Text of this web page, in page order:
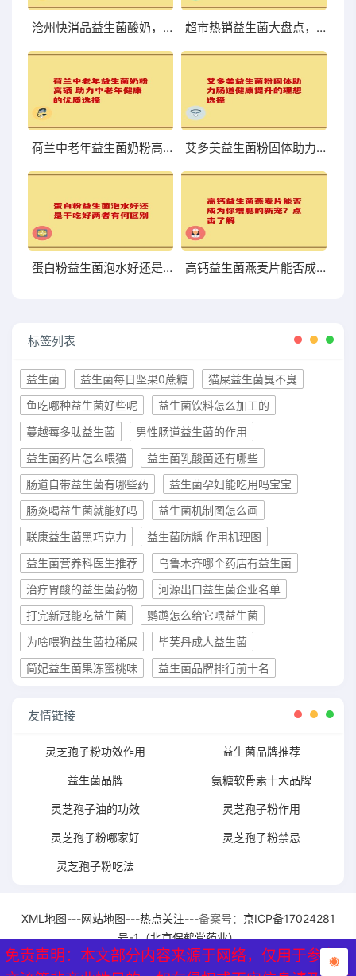
沧州快消品益生菌酸奶，口感与营养到底够不够尝鲜？ 超市热销益生菌大盘点，哪些值得你关注和尝试？
荷兰中老年益生菌奶粉高硒 助力中老年健康的优质选择 艾多美益生菌粉固体助力肠道健康提升的理想选择
蛋白粉益生菌泡水好还是干吃好两者有何区别 高钙益生菌燕麦片能否成为你增肥的新宠？点击了解
免责声明：本文部分内容来源于网络，仅用于参考、
标签列表
益生菌 益生菌每日坚果0蔗糖
猫屎益生菌臭不臭
鱼吃哪种益生菌好些呢
益生菌饮料怎么加工的
蔓越莓多肽益生菌
男性肠道益生菌的作用
益生菌药片怎么喂猫
益生菌乳酸菌还有哪些
肠道自带益生菌有哪些药
益生菌孕妇能吃用吗宝宝
肠炎喝益生菌就能好吗
益生菌机制图怎么画
联康益生菌黑巧克力
益生菌防龋 作用机理图
益生菌营养科医生推荐
乌鲁木齐哪个药店有益生菌
治疗胃酸的益生菌药物
河源出口益生菌企业名单
打完新冠能吃益生菌
鹦鹉怎么给它喂益生菌
为啥喂狗益生菌拉稀屎
毕芙丹成人益生菌
简妃益生菌果冻蜜桃味
益生菌品牌排行前十名
友情链接
灵芝孢子粉功效作用 益生菌品牌推荐
益生菌品牌 氨糖软骨素十大品牌
灵芝孢子油的功效 灵芝孢子粉作用
灵芝孢子粉哪家好 灵芝孢子粉禁忌
灵芝孢子粉吃法
XML地图---网站地图---热点关注---备案号： 京ICP备17024281
号-1（北京保鹤堂药业）
免责声明：本文部分内容来源于网络，仅用于参考、